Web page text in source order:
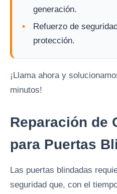
generación.
Refuerzo de
protección.
¡Llama ahora y
minutos!
Reparación de
para Puertas
Las puertas blindadas
seguridad que, con el